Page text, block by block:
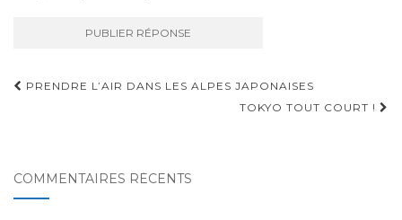
Navigation
PRENDRE L’AIR DANS LES ALPES JAPONAISES
TOKYO TOUT COURT !
COMMENTAIRES RÉCENTS